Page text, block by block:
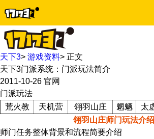
天下3> 游戏资料> 正文
天下3门派系统：门派玩法简介
2011-10-26 官网
门派玩法
荒火教
天机营 翎羽山庄 魍魉 太
翎羽山庄师门玩法介绍
师门任务整体背景和流程简要介绍